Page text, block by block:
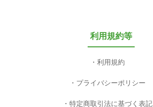
利用規約等
利用規約
プライバシーポリシー
特定商取引法に基づく表記